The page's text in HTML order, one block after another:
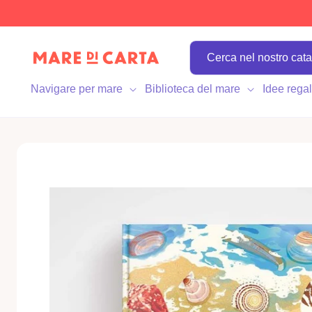
Navigare per mare Biblioteca del mare Idee